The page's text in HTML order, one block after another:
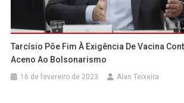
Tarcísio Põe Fim À Exigência De Vacina
Aceno Ao Bolsonarismo
16 de fevereiro de 2023 Alan Teixeira